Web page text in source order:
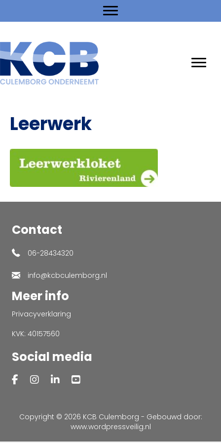
Leerwerk
Contact
06-28434320
info@kcbculemborg.nl
Meer info
Privacyverklaring
KVK: 40157560
Social media
Copyright © 2026 KCB Culemborg - Gebouwd door:
www.wordpressveilig.nl